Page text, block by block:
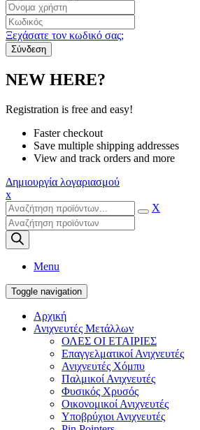
Ξεχάσατε τον κωδικό σας;
NEW HERE?
Registration is free and easy!
Faster checkout
Save multiple shipping addresses
View and track orders and more
Δημιουργία λογαριασμού
x
X
Products
search
Menu
Toggle navigation
Αρχική
Ανιχνευτές Μετάλλων
ΟΛΕΣ ΟΙ ΕΤΑΙΡΙΕΣ
Επαγγελματικοί Ανιχνευτές
Ανιχνευτές Χόμπυ
Παλμικοί Ανιχνευτές
Φυσικός Χρυσός
Οικονομικοί Ανιχνευτές
Υποβρύχιοι Ανιχνευτές